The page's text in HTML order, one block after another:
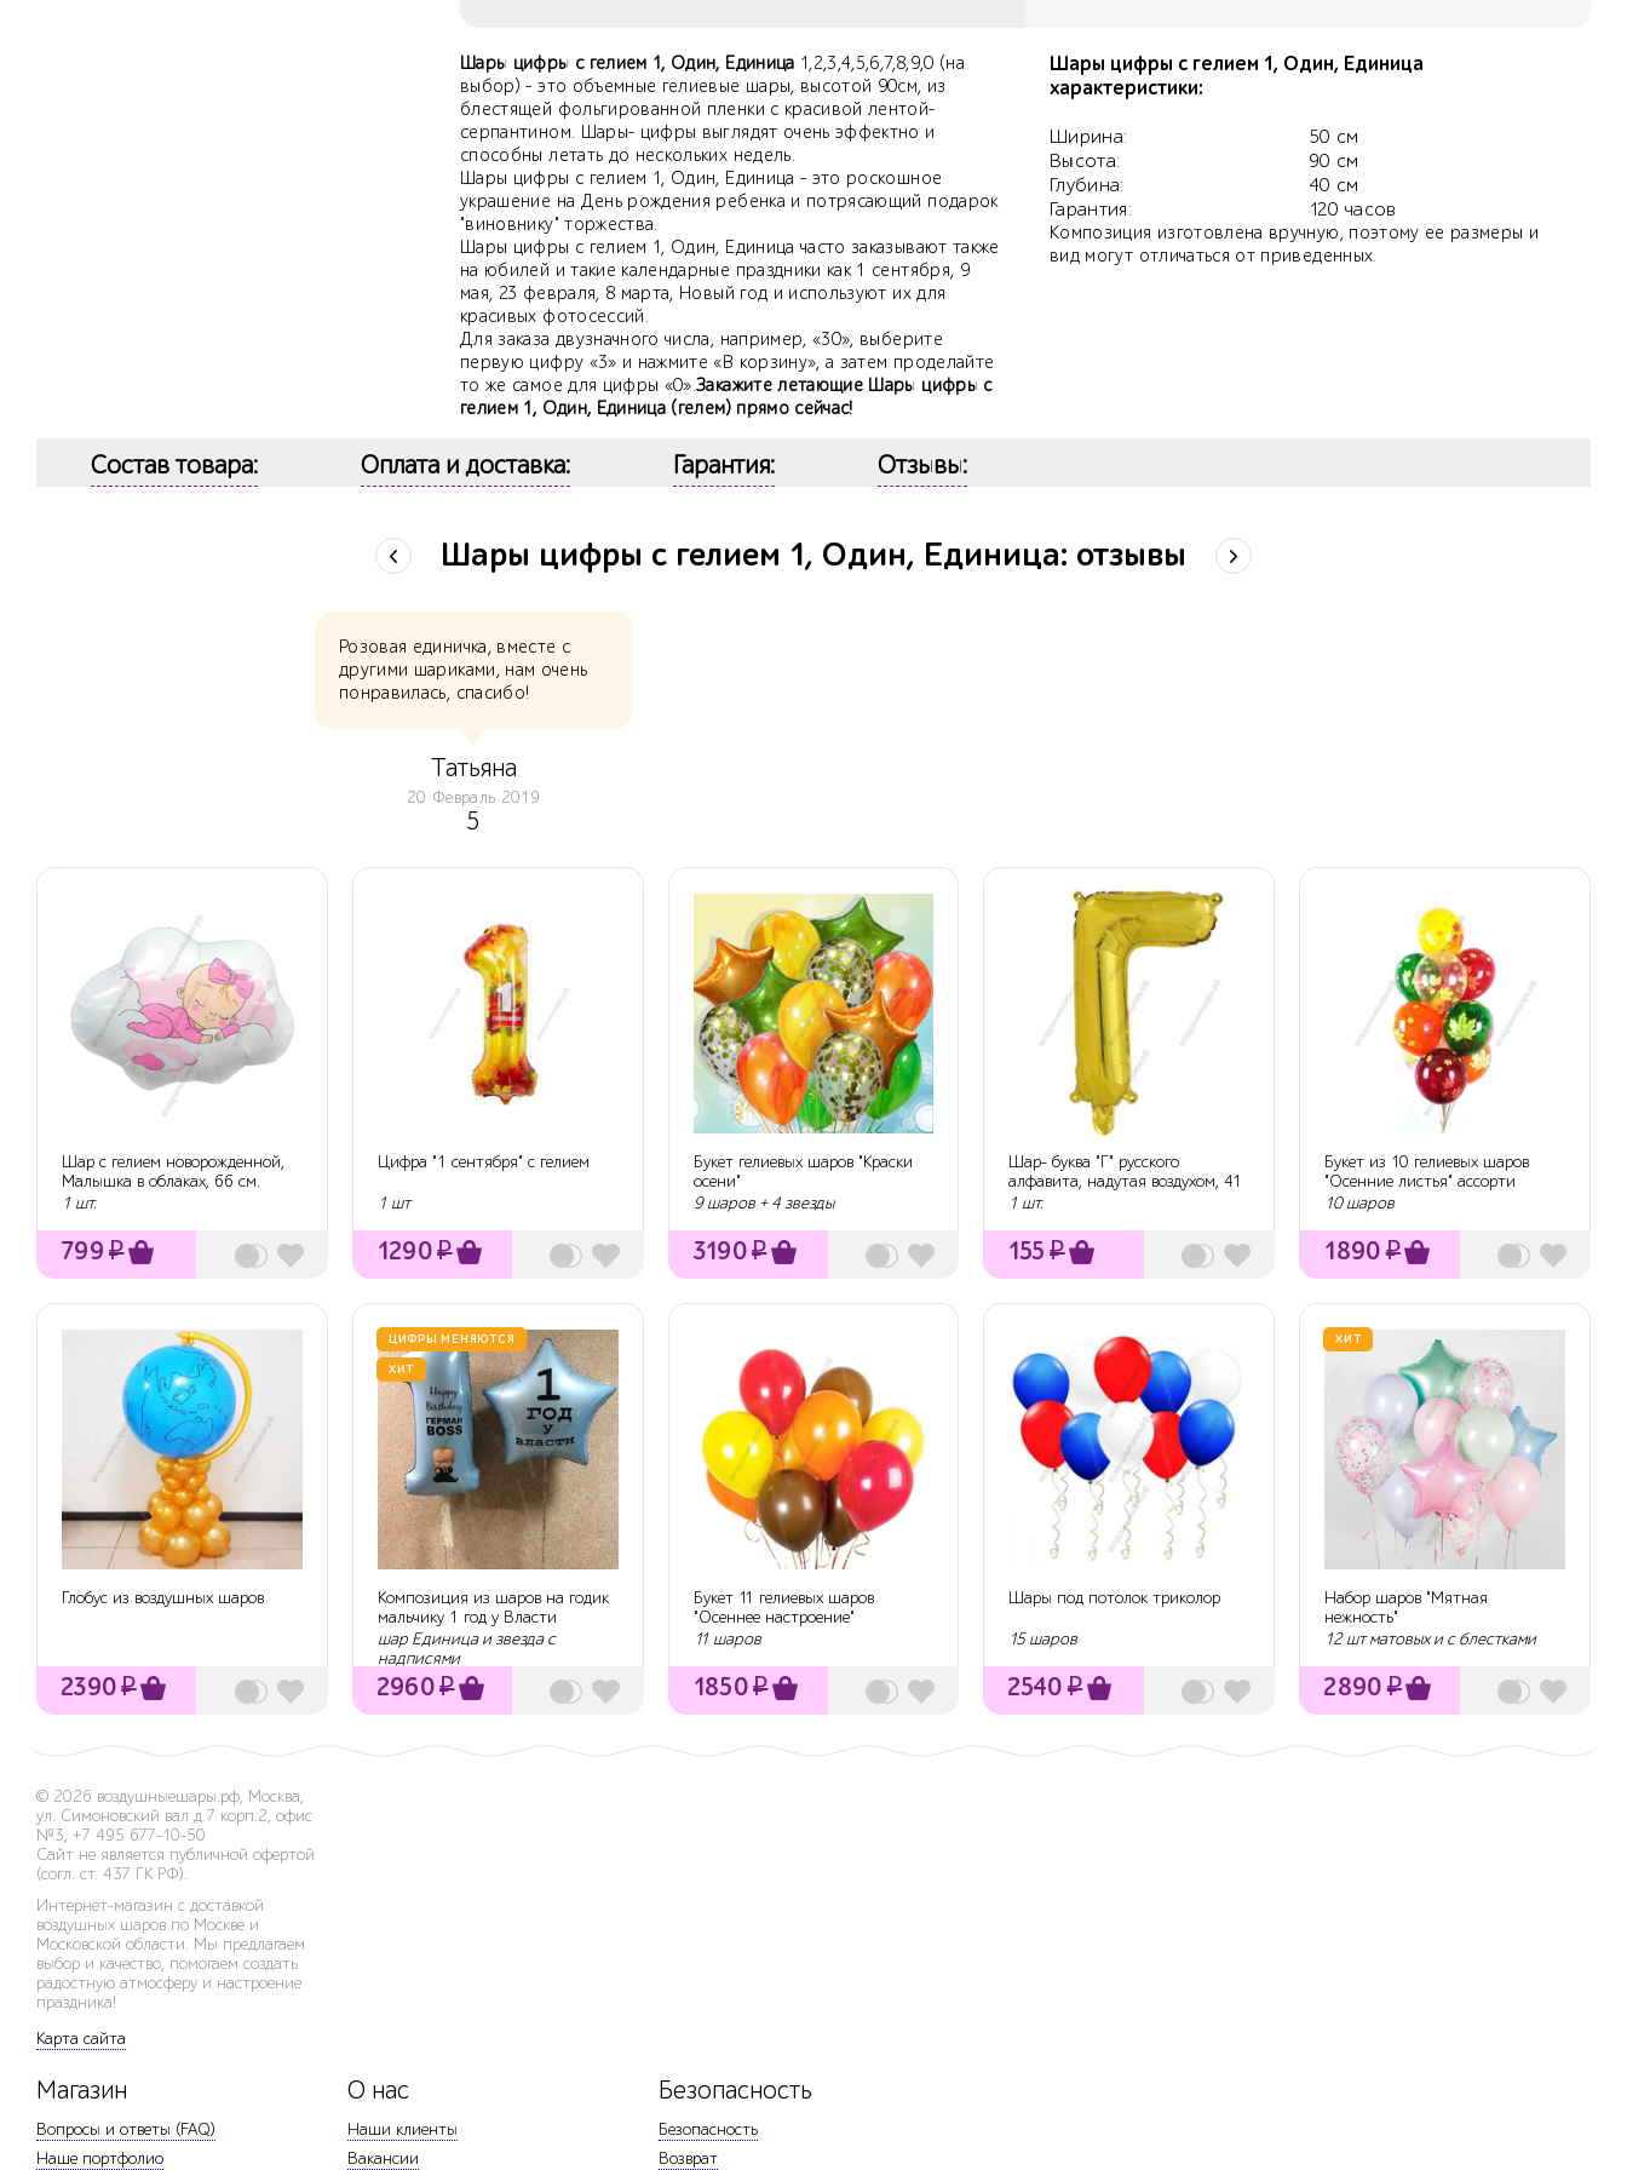
Шары цифры с гелием 1, Один, Единица 1,2,3,4,5,6,7,8,9,0 (на
выбор) - это объемные гелиевые шары, высотой 90см, из
блестящей фольгированной пленки с красивой лентой-
серпантином. Шары- цифры выглядят очень эффектно и
способны летать до нескольких недель.
Шары цифры с гелием 1, Один, Единица - это роскошное
украшение на День рождения ребенка и потрясающий подарок
"виновнику" торжества.
Шары цифры с гелием 1, Один, Единица часто заказывают также
на юбилей и такие календарные праздники как 1 сентября, 9
мая, 23 февраля, 8 марта, Новый год и используют их для
красивых фотосессий.
Для заказа двузначного числа, например, «30», выберите
первую цифру «3» и нажмите «В корзину», а затем проделайте
то же самое для цифры «0».Закажите летающие Шары цифры с
гелием 1, Один, Единица (гелем) прямо сейчас!
Шары цифры с гелием 1, Один, Единица
характеристики:
Ширина:
Высота:
Глубина:
Гарантия:
50 см
90 см
40 см
120 часов
Композиция изготовлена вручную, поэтому ее размеры и
вид могут отличаться от приведенных.
Состав товара: Оплата и доставка: Гарантия: Отзывы:
Шары цифры с гелием 1, Один, Единица: отзывы
Розовая единичка, вместе с
другими шариками, нам очень
понравилась, спасибо!
Татьяна
20 Февраль 2019
5
Шар с гелием новорожденной,
Малышка в облаках, 66 см.
1 шт.
799 ₽
Цифра "1 сентября" с гелием
1 шт
1290₽
Букет гелиевых шаров "Краски
осени"
9 шаров + 4 звезды
3190₽
Шар- буква "Г" русского
алфавита, надутая воздухом, 41
см
1 шт.
155 ₽
Букет из 10 гелиевых шаров
"Осенние листья" ассорти
10 шаров
1890₽
Глобус из воздушных шаров
2390₽
ЦИФРЫ МЕНЯЮТСЯ
ХИТ
Композиция из шаров на годик
мальчику 1 год у Власти
шар Единица и звезда с
надписями
2960₽
Букет 11 гелиевых шаров
"Осеннее настроение"
11 шаров
1850₽
Шары под потолок триколор
15 шаров
2540₽
ХИТ
Набор шаров "Мятная
нежность"
12 шт матовых и с блестками
2890₽
© 2026 воздушныешары.рф, Москва,
ул. Симоновский вал д.7 корп.2, офис
№3, +7 495 677-10-50
Сайт не является публичной офертой
(согл. ст. 437 ГК РФ).
Интернет-магазин с доставкой
воздушных шаров по Москве и
Московской области. Мы предлагаем
выбор и качество, помогаем создать
радостную атмосферу и настроение
праздника!
Карта сайта
Магазин
Вопросы и ответы (FAQ)
Наше портфолио
О нас
Наши клиенты
Вакансии
Безопасность
Безопасность
Возврат